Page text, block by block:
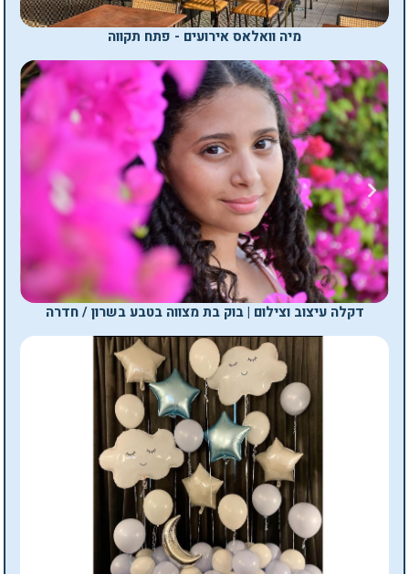
מיה וואלאס אירועים - פתח תקווה
דקלה עיצוב וצילום | בוק בת מצווה בטבע בשרון / חדרה